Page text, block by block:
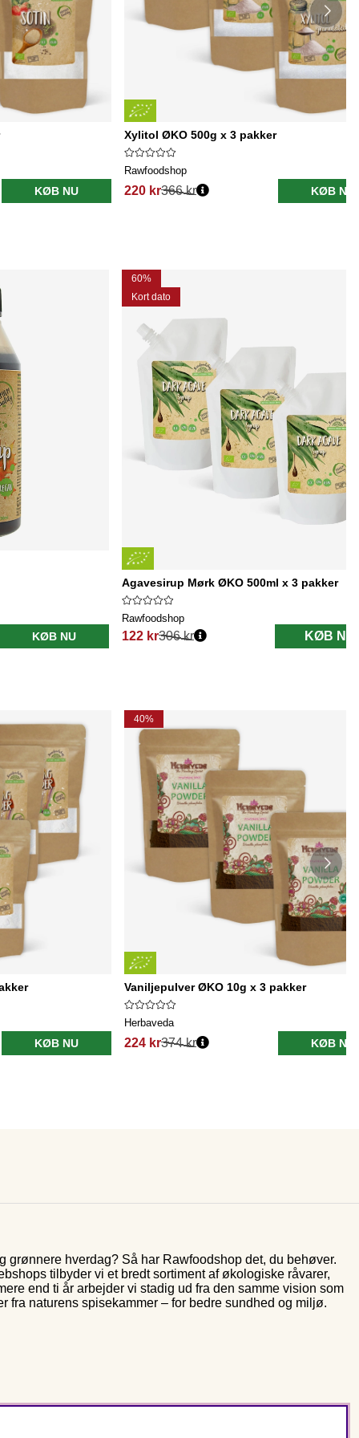
KØB NU
Xylitol ØKO 500g x 3 pakker
Rawfoodshop
220 kr366 kr KØB NU
KØB NU
60%
Kort dato
Agavesirup Mørk ØKO 500ml x 3 pakker
Rawfoodshop
122 kr
Normalpris:
306 kr KØB NU
KØB NU
40%
Vaniljepulver ØKO 10g x 3 pakker
Herbaveda
224 kr374 kr KØB NU
grønnere hverdag? Så har Rawfoodshop det, du behøver.
tilbyder vi et bredt sortiment af økologiske råvarer,
end ti år arbejder vi stadig ud fra den samme vision som
fra naturens spisekammer – for bedre sundhed og miljø.